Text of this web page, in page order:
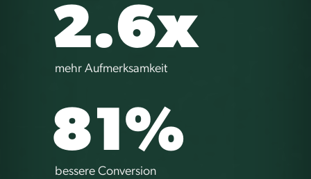
2.6x
mehr Aufmerksamkeit
81%
bessere Conversion